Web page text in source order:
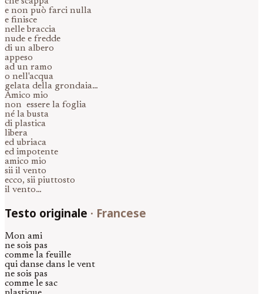
e non può farci nulla
e finisce
nelle braccia
nude e fredde
di un albero
appeso
ad un ramo
o nell'acqua
gelata della grondaia…
Amico mio
non essere la foglia
né la busta
di plastica
libera
ed ubriaca
ed impotente
amico mio
sii il vento
ecco, sii piuttosto
il vento…
Testo originale · Francese
Mon ami
ne sois pas
comme la feuille
qui danse dans le vent
ne sois pas
comme le sac